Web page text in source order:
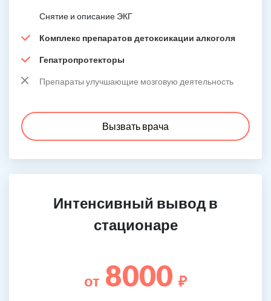
Снятие и описание ЭКГ
Комплекс препаратов детоксикации алкоголя
Гепатропротекторы
Препараты улучшающие мозговую деятельность
Вызвать врача
Интенсивный вывод в
стационаре
от 8000 ₽